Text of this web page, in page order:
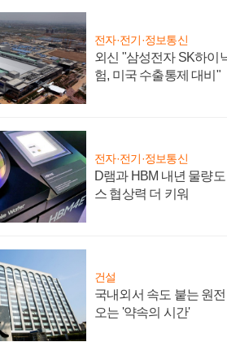
전자·전기·정보통신
외신 "삼성전자 SK하이
험, 미국 수출통제 대비"
전자·전기·정보통신
D램과 HBM 내년 물량
스 협상력 더 키워
건설
국내외서 속도 붙는 원
오는 '약속의 시간'